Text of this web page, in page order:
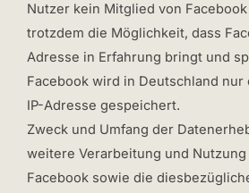
Nutzer kein Mitglied von
trotzdem die Möglichkeit, dass
Adresse in Erfahrung bringt und
Facebook wird in Deutschland
IP-Adresse gespeichert.
Zweck und Umfang der
weitere Verarbeitung und
Facebook sowie die